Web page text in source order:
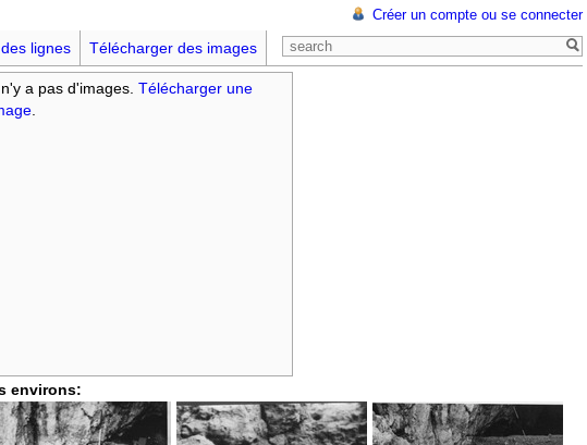
Créer un compte ou se connecter
lignes Télécharger des images
a pas d'images. Télécharger une
environs: